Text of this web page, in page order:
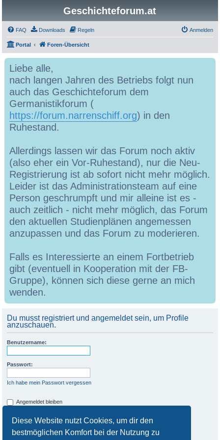
Diese Website nutzt Cookies, um dir den
bestmöglichen Komfort bei der Nutzung zu
Geschichteforum.at
FAQ Downloads Regeln Anmelden
Portal Foren-Übersicht
Liebe alle,
nach langen Jahren des Betriebs folgt nun
auch das Geschichteforum dem
Germanistikforum (
https://forum.narrenschiff.org) in den
Ruhestand.
Allerdings lassen wir das Forum noch aktiv
(also eher ein Vor-Ruhestand), nur die Neu-
Registrierung ist ab sofort nicht mehr möglich.
Leider ist das Administrationsteam auf eine
Person geschrumpft und mir alleine ist es -
auch zeitlich - nicht mehr möglich, das Forum
den aktuellen Studienplänen angemessen
anzupassen und das Forum zu moderieren.
Falls es Interessierte an einem Fortbetrieb
gibt (eventuell in Kooperation mit der FB-
Gruppe), können sich diese gerne an mich
wenden.
Du musst registriert und angemeldet sein, um Profile
anzuschauen.
Benutzername:
Passwort:
Ich habe mein Passwort vergessen
Angemeldet bleiben